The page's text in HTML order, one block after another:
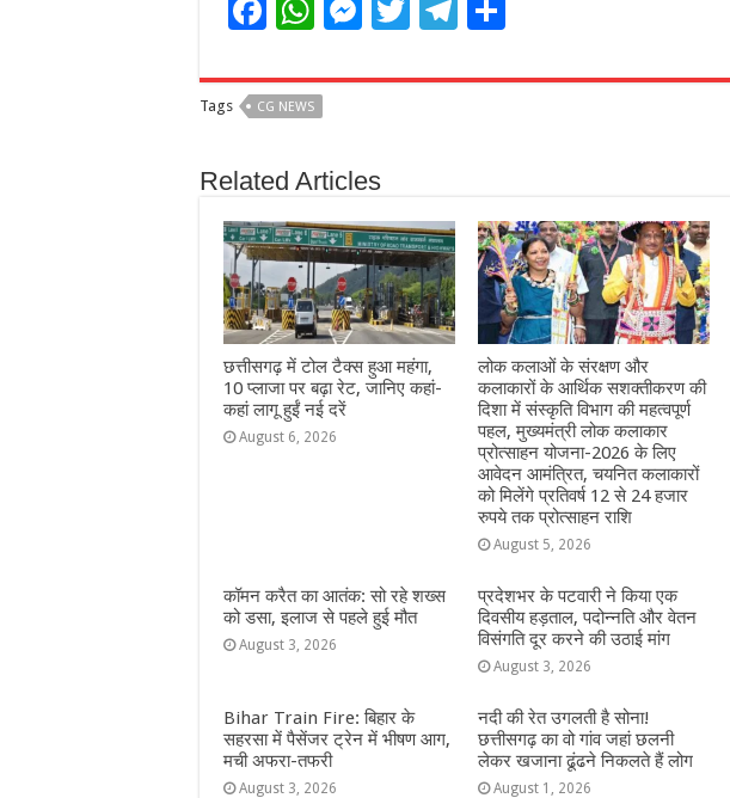
a
c
e
b
o
o
k
h
at
s
A
p
p
e
ss
n
g
e
r
w
itt
el
e ar
Tags CG NEWS
Related Articles
छत्तीसगढ़ में टोल टैक्स हुआ महंगा,
10 प्लाजा पर बढ़ा रेट, जानिए कहां-
कहां लागू हुईं नई दरें
August 6, 2026
लोक कलाओं के संरक्षण और
कलाकारों के आर्थिक सशक्तीकरण की
दिशा में संस्कृति विभाग की महत्वपूर्ण
पहल, मुख्यमंत्री लोक कलाकार
प्रोत्साहन योजना-2026 के लिए
आवेदन आमंत्रित, चयनित कलाकारों
को मिलेंगे प्रतिवर्ष 12 से 24 हजार
रुपये तक प्रोत्साहन राशि
August 5, 2026
कॉमन करैत का आतंक: सो रहे शख्स
को डसा, इलाज से पहले हुई मौत
August 3, 2026
प्रदेशभर के पटवारी ने किया एक
दिवसीय हड़ताल, पदोन्नति और वेतन
विसंगति दूर करने की उठाई मांग
August 3, 2026
Bihar Train Fire: बिहार के
सहरसा में पैसेंजर ट्रेन में भीषण आग,
मची अफरा-तफरी
August 3, 2026
नदी की रेत उगलती है सोना!
छत्तीसगढ़ का वो गांव जहां छलनी
लेकर खजाना ढूंढने निकलते हैं लोग
August 1, 2026